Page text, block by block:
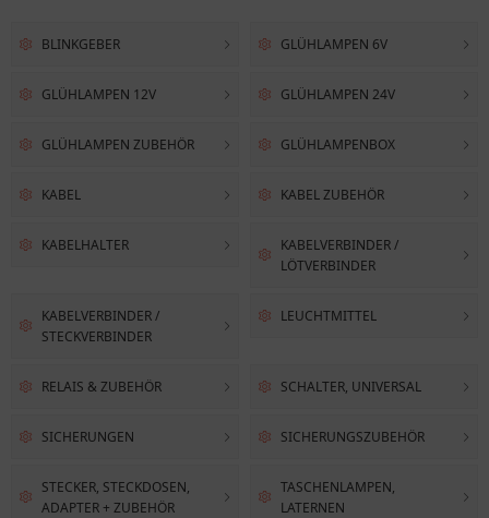
BLINKGEBER GLÜHLAMPEN 6V
GLÜHLAMPEN 12V GLÜHLAMPEN 24V
GLÜHLAMPEN ZUBEHÖR GLÜHLAMPENBOX
KABEL KABEL ZUBEHÖR
KABELHALTER
KABELVERBINDER /
LÖTVERBINDER
KABELVERBINDER /
STECKVERBINDER
LEUCHTMITTEL
RELAIS & ZUBEHÖR SCHALTER, UNIVERSAL
SICHERUNGEN SICHERUNGSZUBEHÖR
STECKER, STECKDOSEN,
ADAPTER + ZUBEHÖR
TASCHENLAMPEN,
LATERNEN